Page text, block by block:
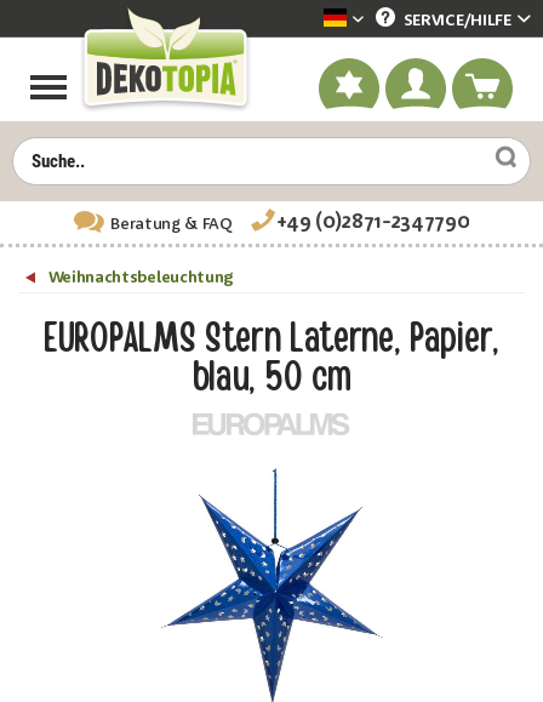
Dekotopia deutsch
SERVICE/HILFE
Beratung& FAQ +49 (0)2871-2347790
Weihnachtsbeleuchtung
EUROPALMS Stern Laterne, Papier,
blau, 50 cm